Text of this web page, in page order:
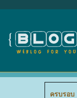
ครบรอบ